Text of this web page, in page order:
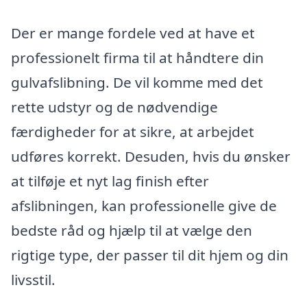
Der er mange fordele ved at have et
professionelt firma til at håndtere din
gulvafslibning. De vil komme med det
rette udstyr og de nødvendige
færdigheder for at sikre, at arbejdet
udføres korrekt. Desuden, hvis du ønsker
at tilføje et nyt lag finish efter
afslibningen, kan professionelle give de
bedste råd og hjælp til at vælge den
rigtige type, der passer til dit hjem og din
livsstil.